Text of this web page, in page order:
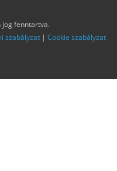
jog fenntartva.
szabályzat |Cookie szabályzat